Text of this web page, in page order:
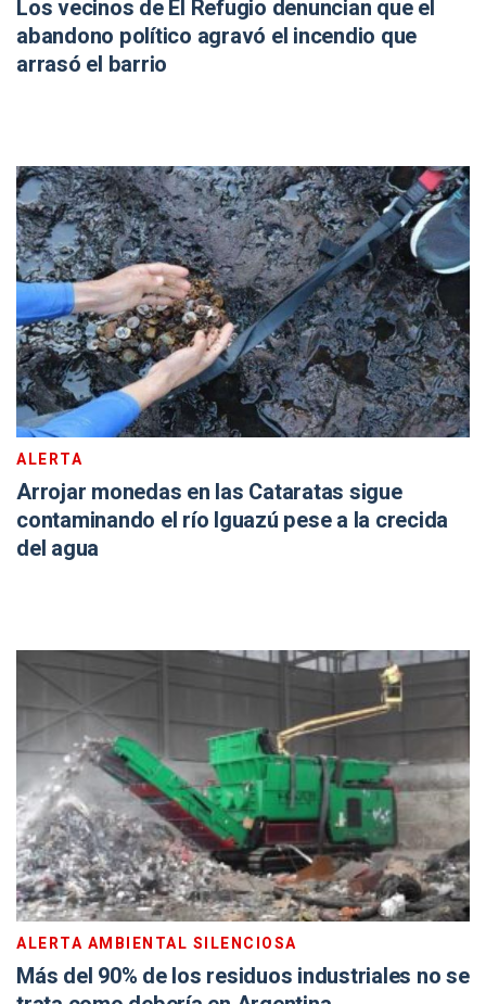
Los vecinos de El Refugio denuncian que el
abandono político agravó el incendio que
arrasó el barrio
ALERTA
Arrojar monedas en las Cataratas sigue
contaminando el río Iguazú pese a la crecida
del agua
ALERTA AMBIENTAL SILENCIOSA
Más del 90% de los residuos industriales no se